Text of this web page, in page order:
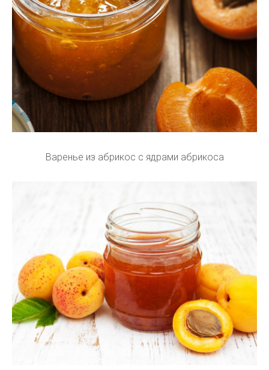
Варенье из абрикос с ядрами абрикоса